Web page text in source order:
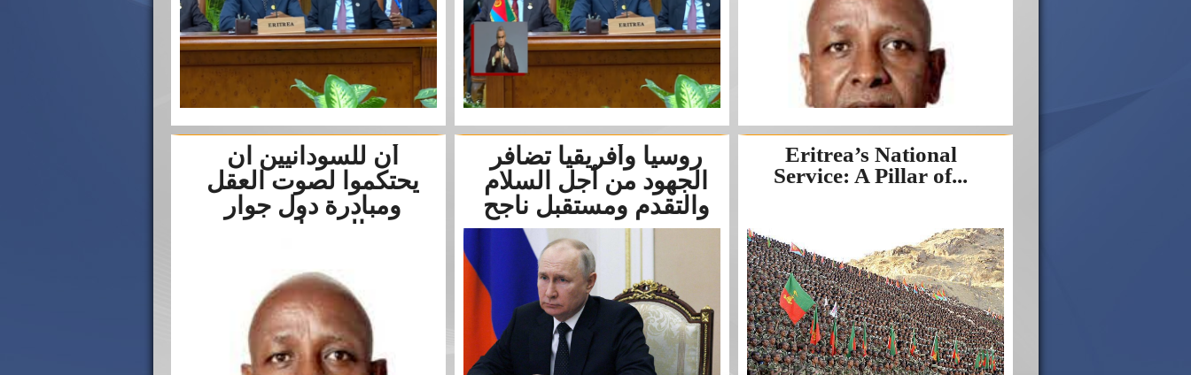
أن للسودانيين ان
يحتكموا لصوت العقل
ومبادرة دول جوار
السودان...
روسيا وأفريقيا تضافر
الجهود من أجل السلام
والتقدم ومستقبل ناجح
Eritrea’s National
Service: A Pillar of...